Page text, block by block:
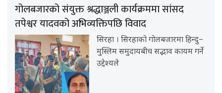
गोलबजारको संयुक्त श्रद्धाञ्जली कार्यक्रममा सांसद
तपेश्वर यादवको अभिव्यक्तिपछि विवाद
सिरहा । सिरहाको गोलबजारमा हिन्दु–
मुस्लिम समुदायबीच सद्भाव कायम गर्ने
उद्देश्यले